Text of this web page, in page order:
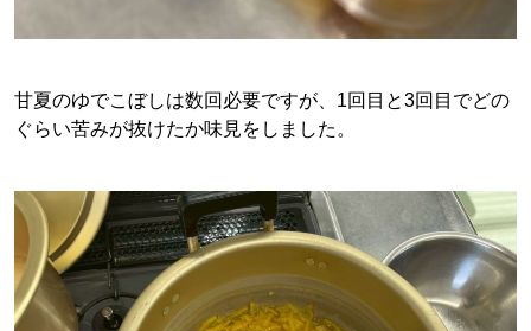
甘夏のゆでこぼしは数回必要ですが、1回目と3回目でどの
ぐらい苦みが抜けたか味見をしました。